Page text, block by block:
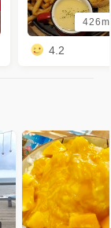
426m
4.2